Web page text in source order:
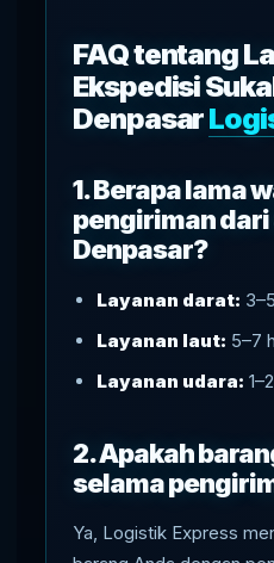
FAQ tentang
Ekspedisi
Denpasar
1. Berapa lama
pengiriman dari
Denpasar?
Layanan darat:
Layanan laut: 5–7
Layanan udara:
2. Apakah
selama
Ya, Logistik Express